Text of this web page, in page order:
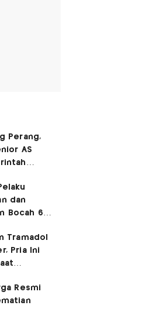
Perang,
AS
dan
Bocah 6
Hidup
Tramadol
Pria Ini
Resmi